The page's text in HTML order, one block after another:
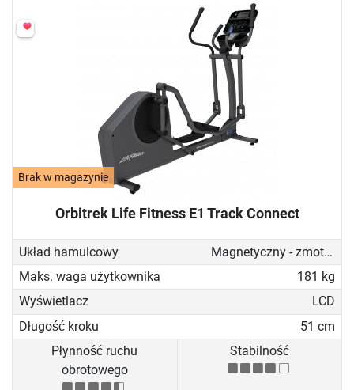
Brak w magazynie
Orbitrek Life Fitness E1 Track Connect
Układ hamulcowy
Magnetyczny - zmotoryzowany
Maks. waga użytkownika
181 kg
Wyświetlacz
LCD
Długość kroku
51 cm
Płynność ruchu
obrotowego
Stabilność